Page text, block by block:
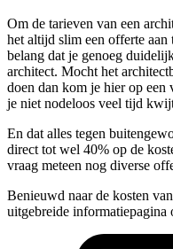
Om de tarieven van een
het altijd slim een offerte aan
belang dat je genoeg
architect. Mocht het
doen dan kom je hier op een
je niet nodeloos veel tijd
En dat alles tegen
direct tot wel 40% op de
vraag meteen nog diverse
Benieuwd naar de kosten
uitgebreide informatiepagina